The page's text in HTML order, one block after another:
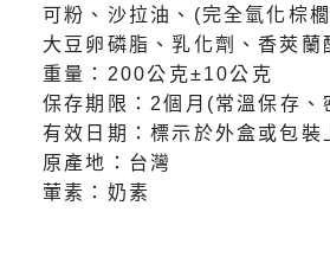
可粉、沙拉油、(完全氫化棕
大豆卵磷脂、乳化劑、香莢蘭
重量：200公克±10公克
保存期限：2個月(常溫保存、
有效日期：標示於外盒或包
原產地：台灣
葷素：奶素